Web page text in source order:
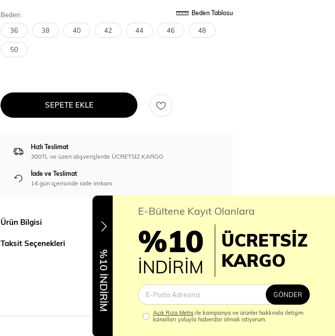
Beden: Beden Tablosu
36 38 40 42 44 46 48
50
SEPETE EKLE
Hızlı Teslimat
300TL ve üzeri alışverişlerde ÜCRETSİZ KARGO
İade ve Teslimat
14 gün içerisinde iade imkanı
Ürün Bilgisi
Taksit Seçenekleri
%10 İNDİRİM
E-Bültene Kayıt Olanlara
%10
İNDİRİM
ÜCRETSİZ
KARGO
GÖNDER
Açık Rıza Metni ile kampanya ve ürünler hakkında iletişim
kanalları yoluyla haberdar olmak istiyorum.